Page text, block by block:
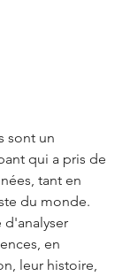
sont un
qui a pris de
tant en
du monde.
d'analyser
en
leur histoire,